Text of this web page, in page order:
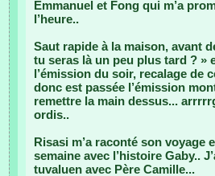
Emmanuel et Fong qui m’a
l’heure..
Saut rapide à la maison, avant
tu seras là un peu plus tard ? »
l’émission du soir, recalage de
donc est passée l’émission
remettre la main dessus...
ordis..
Risasi m’a raconté son voyage
semaine avec l’histoire Gaby..
tuvaluen avec Père Camille...